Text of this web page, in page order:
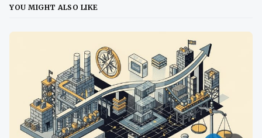
YOU MIGHT ALSO LIKE